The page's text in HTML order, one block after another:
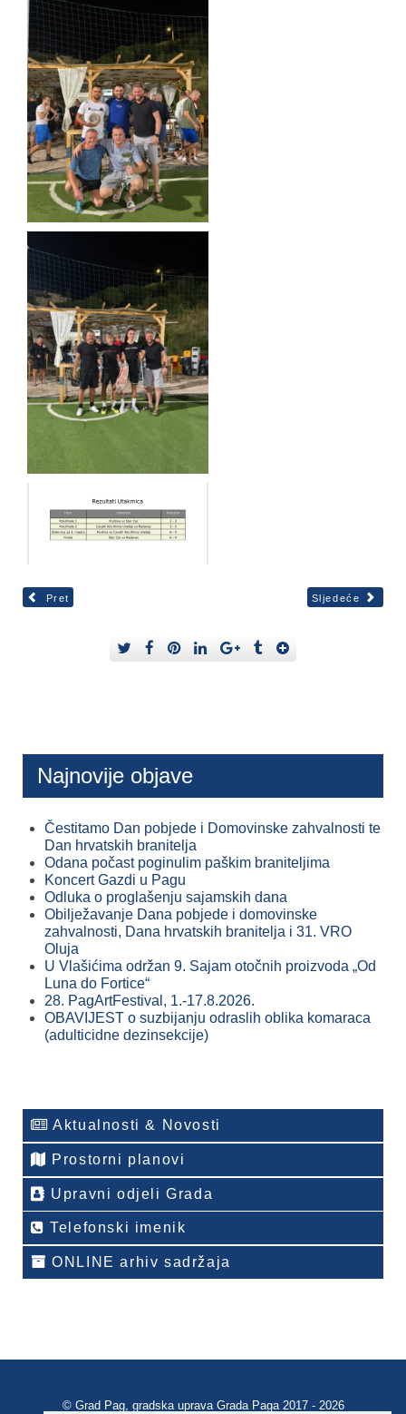
Pret Sljedeće
Najnovije objave
Čestitamo Dan pobjede i Domovinske zahvalnosti te
Dan hrvatskih branitelja
Odana počast poginulim paškim braniteljima
Koncert Gazdi u Pagu
Odluka o proglašenju sajamskih dana
Obilježavanje Dana pobjede i domovinske
zahvalnosti, Dana hrvatskih branitelja i 31. VRO
Oluja
U Vlašićima održan 9. Sajam otočnih proizvoda „Od
Luna do Fortice“
28. PagArtFestival, 1.-17.8.2026.
OBAVIJEST o suzbijanju odraslih oblika komaraca
(adulticidne dezinsekcije)
Aktualnosti & Novosti
Prostorni planovi
Upravni odjeli Grada
Telefonski imenik
ONLINE arhiv sadržaja
© Grad Pag, gradska uprava Grada Paga 2017 - 2026